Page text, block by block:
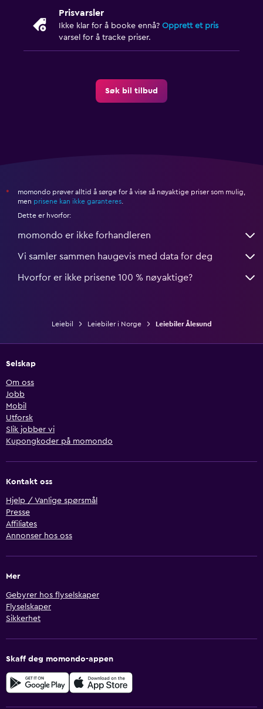
Prisvarsler
Ikke klar for å booke ennå? Opprett et pris
varsel for å tracke priser.
Søk bil tilbud
*
momondo prøver alltid å sørge for å vise så nøyaktige priser som mulig,
men prisene kan ikke garanteres
Dette er hvorfor:
momondo er ikke forhandleren
Vi samler sammen haugevis med data for deg
Hvorfor er ikke prisene 100 % nøyaktige?
Leiebil Leiebiler i Norge Leiebiler Ålesund
Selskap
Om oss
Jobb
Mobil
Utforsk
Slik jobber vi
Kupongkoder på momondo
Kontakt oss
Hjelp / Vanlige spørsmål
Presse
Affiliates
Annonser hos oss
Mer
Gebyrer hos flyselskaper
Flyselskaper
Sikkerhet
Skaff deg momondo-appen